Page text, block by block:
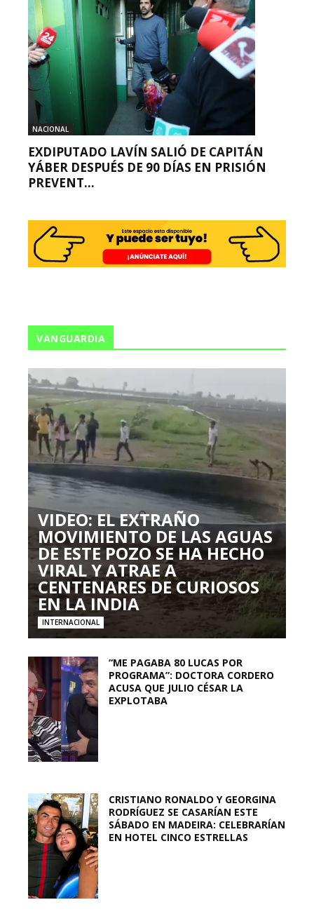
NACIONAL
EXDIPUTADO LAVÍN SALIÓ DE CAPITÁN
YÁBER DESPUÉS DE 90 DÍAS EN PRISIÓN
PREVENT...
VANGUARDIA
VIDEO: EL EXTRAÑO
MOVIMIENTO DE LAS AGUAS
DE ESTE POZO SE HA HECHO
VIRAL Y ATRAE A
CENTENARES DE CURIOSOS
EN LA INDIA
INTERNACIONAL
“ME PAGABA 80 LUCAS POR
PROGRAMA”: DOCTORA CORDERO
ACUSA QUE JULIO CÉSAR LA
EXPLOTABA
CRISTIANO RONALDO Y GEORGINA
RODRÍGUEZ SE CASARÍAN ESTE
SÁBADO EN MADEIRA: CELEBRARÍAN
EN HOTEL CINCO ESTRELLAS